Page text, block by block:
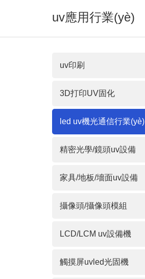
uv應用行業(yè)
uv印刷
3D打印UV固化
led uv機光通信行業(yè)
精密光學/鏡頭uv設備
家具/地板/墻面uv設備
攝像頭/攝像頭模組
LCD/LCM uv設備機
觸摸屏uvled光固機